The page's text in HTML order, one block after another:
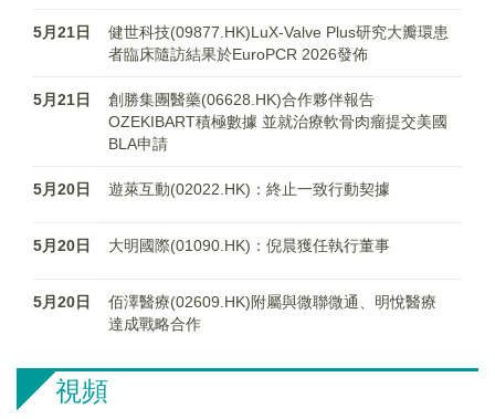
5月21日
​健世科技(09877.HK)LuX-Valve Plus研究大瓣環患
者臨床隨訪結果於EuroPCR 2026發佈
5月21日
創勝集團醫藥(06628.HK)合作夥伴報告
OZEKIBART積極數據 並就治療軟骨肉瘤提交美國
BLA申請
5月20日 遊萊互動(02022.HK)：終止一致行動契據
5月20日 大明國際(01090.HK)：倪晨獲任執行董事
5月20日
佰澤醫療(02609.HK)附屬與微聯微通、明悅醫療
達成戰略合作
視頻